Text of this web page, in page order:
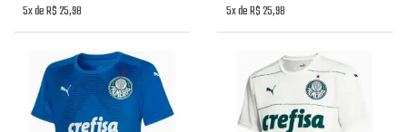
5x de R$ 25,98
5x de R$ 25,98